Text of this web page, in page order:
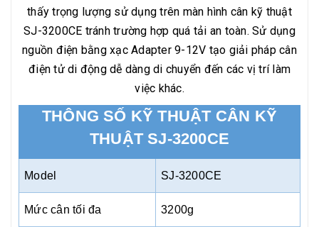
thấy trọng lượng sử dụng trên màn hình cân kỹ thuật
SJ-3200CE tránh trường hợp quá tải an toàn. Sử dụng
nguồn điện bằng xạc Adapter 9-12V tạo giải pháp cân
điện tử di động dễ dàng di chuyển đến các vị trí làm
việc khác.
THÔNG SỐ KỸ THUẬT CÂN KỸ
THUẬT SJ-3200CE
Model SJ-3200CE
Mức cân tối đa 3200g